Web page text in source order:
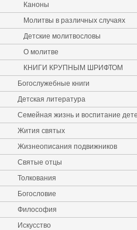
Каноны
Молитвы в различных случаях
Детские молитвословы
О молитве
КНИГИ КРУПНЫМ ШРИФТОМ
Богослужебные книги
Детская литература
Семейная жизнь и воспитание
Жития святых
Жизнеописания подвижников
Святые отцы
Толкования
Богословие
Философия
Искусство